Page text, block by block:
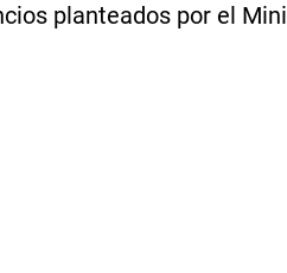
planteados por el